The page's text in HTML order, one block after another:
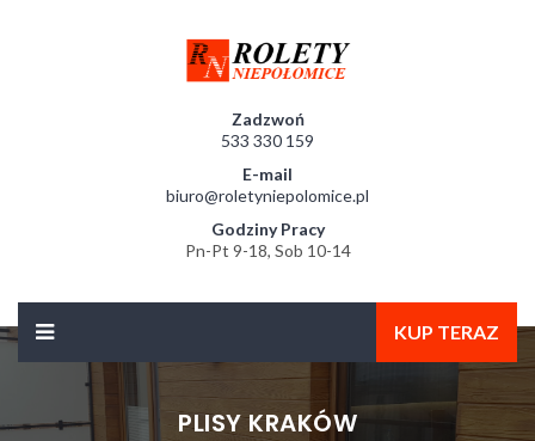
Zadzwoń
533 330 159
E-mail
biuro@roletyniepolomice.pl
Godziny Pracy
Pn-Pt 9-18, Sob 10-14
KUP TERAZ
PLISY KRAKÓW